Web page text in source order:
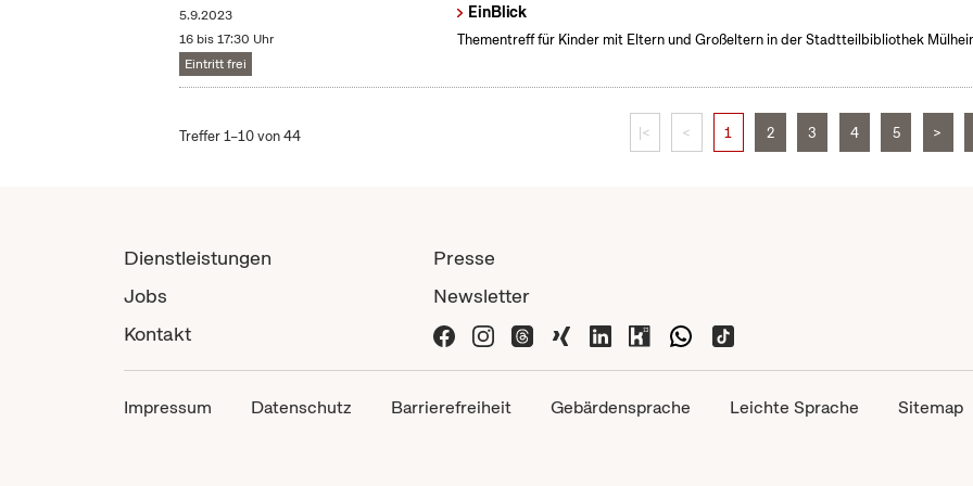
5.9.2023
16 bis 17:30 Uhr
Eintritt frei
EinBlick
Thementreff für Kinder mit Eltern und Großeltern in der Stadtteilbibliothek
Treffer 1–10 von 44 |< < 1 2 3 4 5 >
Dienstleistungen
Jobs
Kontakt
Presse
Newsletter
Impressum Datenschutz Barrierefreiheit Gebärdensprache Leichte Sprache Sitemap